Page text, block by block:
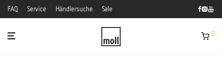
FAQ Service Händlersuche Sale
0